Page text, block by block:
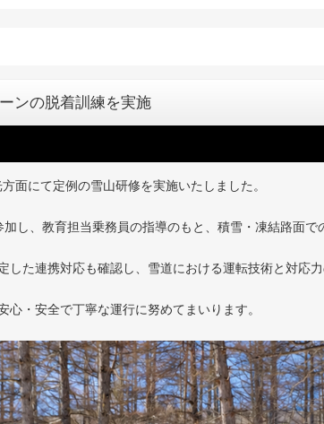
ンの脱着訓練を実施
面にて定例の雪山研修を実施いたしました。
し、教育担当乗務員の指導のもと、積雪・凍結路面
た連携対応も確認し、雪道における運転技術と対応力
・安全で丁寧な運行に努めてまいります。